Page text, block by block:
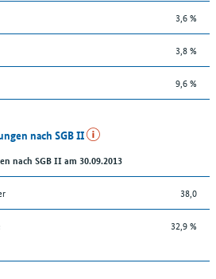
3,6 %
3,8 %
9,6 %
nach SGB II
nach SGB II am 30.09.2013
38,0
32,9 %